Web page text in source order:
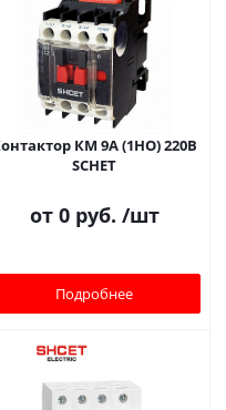
КМ 9А (1НО) 220В
SCHET
от 0 руб. /шт
Подробнее